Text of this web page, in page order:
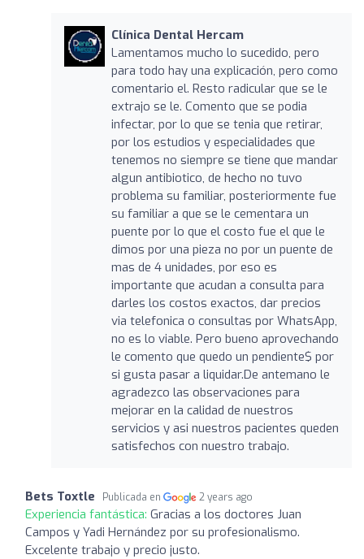
Clínica Dental Hercam
Lamentamos mucho lo sucedido, pero
para todo hay una explicación, pero como
comentario el. Resto radicular que se le
extrajo se le. Comento que se podia
infectar, por lo que se tenia que retirar,
por los estudios y especialidades que
tenemos no siempre se tiene que mandar
algun antibiotico, de hecho no tuvo
problema su familiar, posteriormente fue
su familiar a que se le cementara un
puente por lo que el costo fue el que le
dimos por una pieza no por un puente de
mas de 4 unidades, por eso es
importante que acudan a consulta para
darles los costos exactos, dar precios
via telefonica o consultas por WhatsApp,
no es lo viable. Pero bueno aprovechando
le comento que quedo un pendiente$ por
si gusta pasar a liquidar.De antemano le
agradezco las observaciones para
mejorar en la calidad de nuestros
servicios y asi nuestros pacientes queden
satisfechos con nuestro trabajo.
Bets Toxtle Publicada en 2 years ago
Experiencia fantástica: Gracias a los doctores Juan
Campos y Yadi Hernández por su profesionalismo.
Excelente trabajo y precio justo.